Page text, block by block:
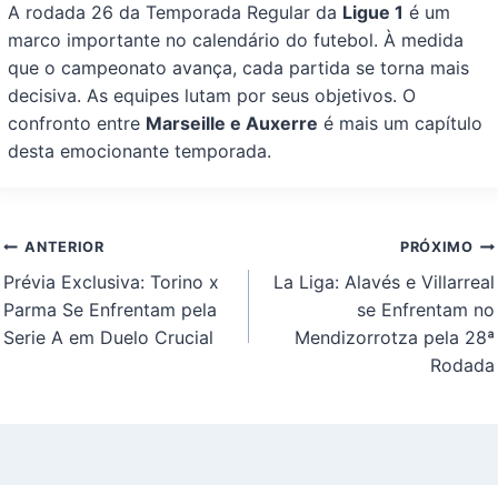
A rodada 26 da Temporada Regular da Ligue 1 é um
marco importante no calendário do futebol. À medida
que o campeonato avança, cada partida se torna mais
decisiva. As equipes lutam por seus objetivos. O
confronto entre Marseille e Auxerre é mais um capítulo
desta emocionante temporada.
Navegação
de
Post
ANTERIOR
Prévia Exclusiva: Torino x
Parma Se Enfrentam pela
Serie A em Duelo Crucial
PRÓXIMO
La Liga: Alavés e Villarreal
se Enfrentam no
Mendizorrotza pela 28ª
Rodada